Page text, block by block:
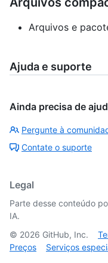
Arquivos e
Ajuda e suporte
Ainda precisa de
Pergunte à
Contate o suporte
Legal
Parte desse conteúdo
IA.
© 2026 GitHub, Inc.
Preços
Serviços